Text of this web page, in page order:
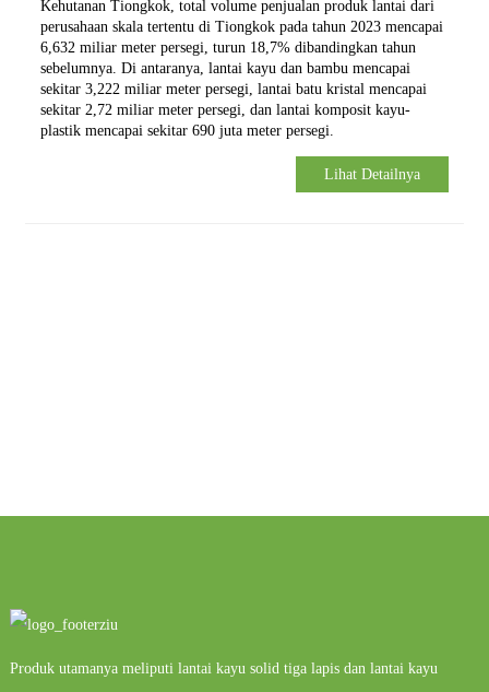
Kehutanan Tiongkok, total volume penjualan produk lantai dari
perusahaan skala tertentu di Tiongkok pada tahun 2023 mencapai
6,632 miliar meter persegi, turun 18,7% dibandingkan tahun
sebelumnya. Di antaranya, lantai kayu dan bambu mencapai
sekitar 3,222 miliar meter persegi, lantai batu kristal mencapai
sekitar 2,72 miliar meter persegi, dan lantai komposit kayu-
plastik mencapai sekitar 690 juta meter persegi.
Lihat Detailnya
Produk utamanya meliputi lantai kayu solid tiga lapis dan lantai kayu